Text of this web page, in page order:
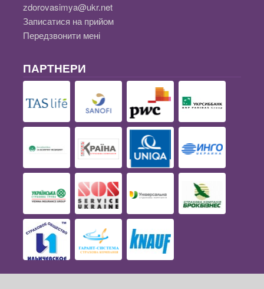
zdorovasimya@ukr.net
Записатися на прийом
Передзвонити мені
ПАРТНЕРИ